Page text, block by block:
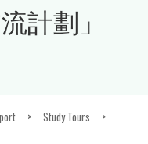
計劃」
> Study Tours
>